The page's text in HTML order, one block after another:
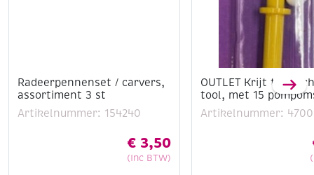
Radeerpennenset / carvers,
assortiment 3 st
Artikelnummer: 154240
€ 3,50
(Inc BTW)
OUTLET Krijt tool /
tool, met 15
Artikelnummer: